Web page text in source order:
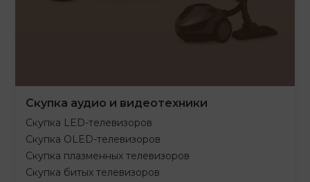
Скупка аудио и видеотехники
Скупка LED-телевизоров
Скупка OLED-телевизоров
Скупка плазменных телевизоров
Скупка битых телевизоров